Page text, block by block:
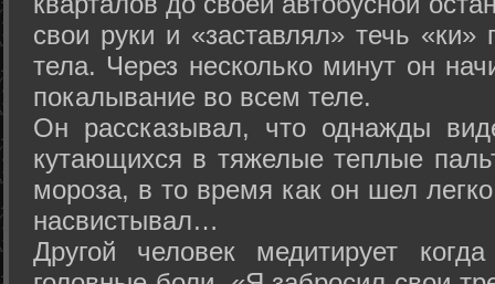
свои руки и «заставлял» течь «ки»
тела. Через несколько минут он
покалывание во всем теле.
Он рассказывал, что однажды
кутающихся в тяжелые теплые
мороза, в то время как он шел
насвистывал…
Другой человек медитирует